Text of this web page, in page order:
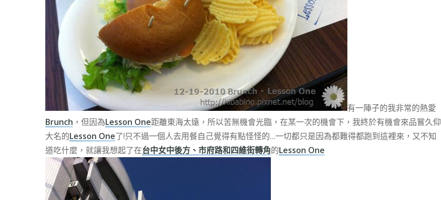
有一陣子的我非常的熱愛
Brunch ，但因為Lesson One距離東海太遠，所以苦無機會光臨，在某一次的機會下，我終於有機會來品嘗久仰
大名的Lesson One了!只不過一個人去用餐自己覺得有點怪怪的…一切都只是因為都難得都跑到這裡來，又不知
道吃什麼， 就讓我想起了在台中女中後方、市府路和四維街轉角的Lesson One